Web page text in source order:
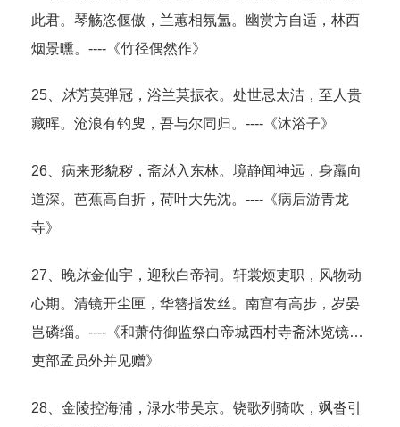
此君。琴觞恣偃傲，兰蕙相氛氲。幽赏方自适，林西
烟景曛。----《竹径偶然作》
25、 沐芳莫弹冠，浴兰莫振衣。处世忌太洁，至人贵
藏晖。沧浪有钓叟，吾与尔同归。----《沐浴子》
26、病来形貌秽，斋沐入东林。境静闻神远，身羸向
道深。芭蕉高自折，荷叶大先沈。----《病后游青龙
寺》
27、晚沐金仙宇，迎秋白帝祠。轩裳烦吏职，风物动
心期。清镜开尘匣，华簪指发丝。南宫有高步，岁晏
岂磷缁。----《和萧侍御监祭白帝城西村寺斋沐览镜…
吏部孟员外并见赠》
28、金陵控海浦，渌水带吴京。铙歌列骑吹，飒沓引